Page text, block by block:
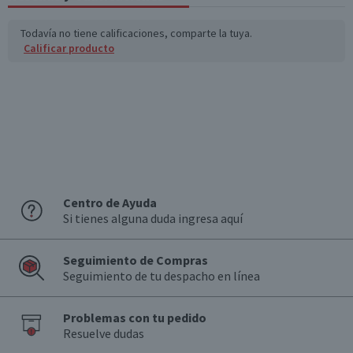
*Ingesta de referencia de un adulto promedio (8400 kj / 2000 kcal)
Todavía no tiene calificaciones, comparte la tuya.
Calificar producto
Centro de Ayuda
Si tienes alguna duda ingresa aquí
Seguimiento de Compras
Seguimiento de tu despacho en línea
Problemas con tu pedido
Resuelve dudas